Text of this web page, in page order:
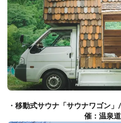
・ 移動式サウナ「サウナワゴン
催：温泉道